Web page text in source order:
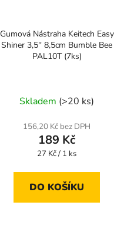
Gumová Nástraha Keitech Easy
Shiner 3,5'' 8,5cm Bumble Bee
PAL10T (7ks)
Skladem (>20 ks)
156,20 Kč bez DPH
189 Kč
Měrná
27 Kč / 1 ks
DO KOŠÍKU